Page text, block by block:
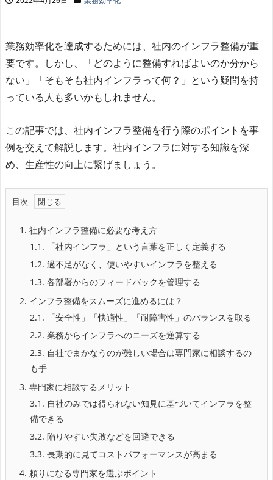
業務効率化を達成するためには、社内のインフラ整備が重
要です。しかし、「どのように整備すればよいのか分から
ない」「そもそも社内インフラって何？」という疑問を持
っている人も多いかもしれません。
この記事では、社内インフラ整備を行う際のポイントを事
例を交えて解説します。社内インフラに対する知識を深
め、生産性の向上に繋げましょう。
目次
1. 社内インフラ整備に必要な考え方
1.1. 「社内インフラ」という言葉を正しく定義する
1.2. 過不足がなく、使いやすいインフラを整える
1.3. 各部署からのフィードバックを管理する
2. インフラ整備をスムーズに進めるには？
2.1. 「安全性」「快適性」「耐障害性」のバランスを取る
2.2. 業務からインフラへのニーズを逆算する
2.3. 自社でまかなうのが難しい場合は専門家に相談するの
も手
3. 専門家に相談するメリット
3.1. 自社のみでは得られない知見に基づいてインフラを整
備できる
3.2. 陥りやすい失敗などを回避できる
3.3. 長期的に見てコストパフォーマンスが高まる
4. 頼りになる専門家を選ぶポイント